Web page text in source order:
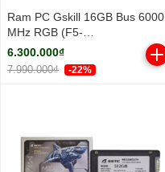
Ram PC Gskill 16GB Bus 6000
MHz RGB (F5-
6000J3636F16GX1-TZ5RK)
6.300.000₫
7.990.000₫ -22%